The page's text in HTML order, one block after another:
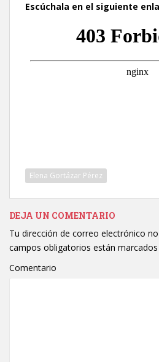
Escúchala en el siguiente
Elena Gortázar Pérez
DEJA UN COMENTARIO
Tu dirección de correo electrónico
campos obligatorios están
Comentario